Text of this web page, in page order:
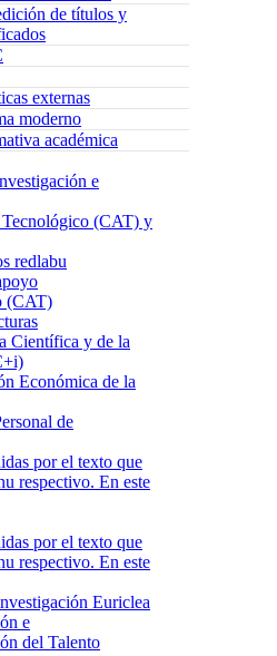
de títulos y
externas
moderno
académica
e
(CAT) y
redlabu
(CAT)
Científica y de la
Económica de la
de
Euriclea
e
del Talento